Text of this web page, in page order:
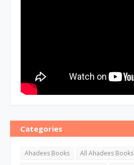
Categories
Ahadees Books
All Ahadees Books